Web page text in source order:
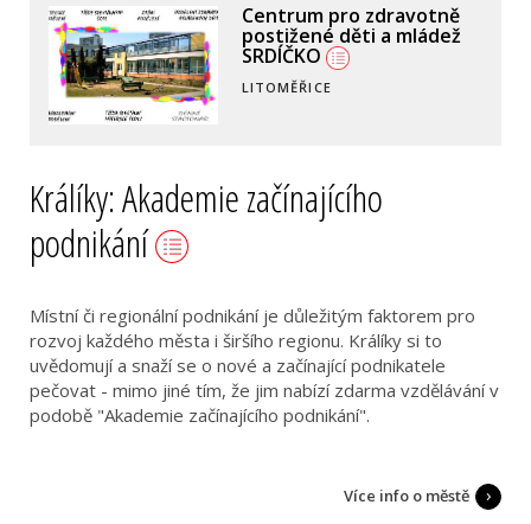
Centrum pro zdravotně
postižené děti a mládež
SRDÍČKO
LITOMĚŘICE
Králíky: Akademie začínajícího
podnikání
Místní či regionální podnikání je důležitým faktorem pro
rozvoj každého města i širšího regionu. Králíky si to
uvědomují a snaží se o nové a začínající podnikatele
pečovat - mimo jiné tím, že jim nabízí zdarma vzdělávání v
podobě "Akademie začínajícího podnikání".
Více info o městě